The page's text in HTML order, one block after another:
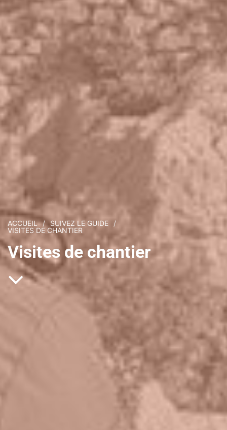
ACCUEIL
SUIVEZ LE GUIDE
VISITES DE CHANTIER
Visites de chantier